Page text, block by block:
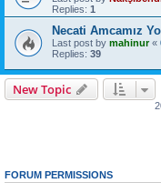
Replies: 1
Necati Amcamız
Last post by mahinur«
Replies: 39
New Topic
FORUM PERMISSIONS